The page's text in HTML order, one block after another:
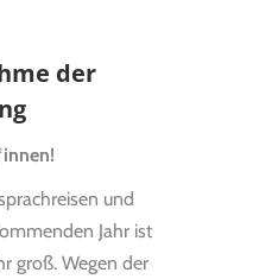
der
und
Jahr ist
groß. Wegen der